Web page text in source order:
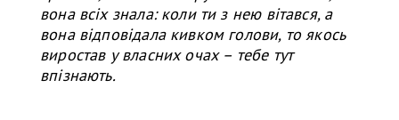
вона всіх знала: коли ти з нею вітався, а
вона відповідала кивком голови, то якось
виростав у власних очах – тебе тут
впізнають.